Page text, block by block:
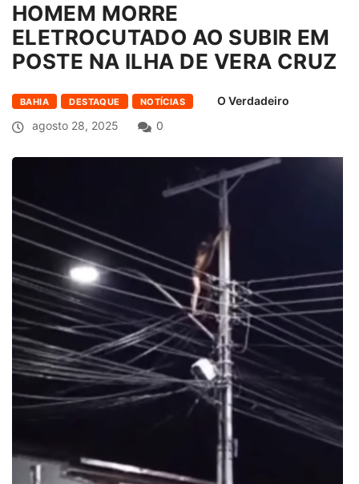
HOMEM MORRE
ELETROCUTADO AO SUBIR EM
POSTE NA ILHA DE VERA CRUZ
BAHIA DESTAQUE NOTÍCIAS
O Verdadeiro
agosto 28, 2025
0